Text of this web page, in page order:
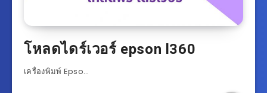
โหลดไดร์เวอร์ epson l360
เครื่องพิมพ์ Epso…